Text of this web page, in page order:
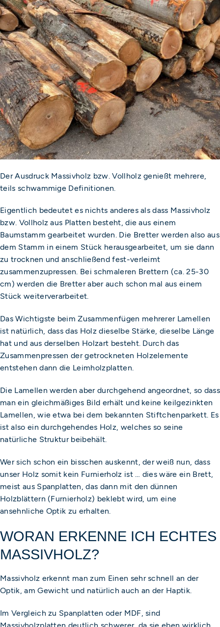
Der Ausdruck Massivholz bzw. Vollholz genießt mehrere,
teils schwammige Definitionen.
Eigentlich bedeutet es nichts anderes als dass Massivholz
bzw. Vollholz aus Platten besteht, die aus einem
Baumstamm gearbeitet wurden. Die Bretter werden also aus
dem Stamm in einem Stück herausgearbeitet, um sie dann
zu trocknen und anschließend fest-verleimt
zusammenzupressen. Bei schmaleren Brettern (ca. 25-30
cm) werden die Bretter aber auch schon mal aus einem
Stück weiterverarbeitet.
Das Wichtigste beim Zusammenfügen mehrerer Lamellen
ist natürlich, dass das Holz dieselbe Stärke, dieselbe Länge
hat und aus derselben Holzart besteht. Durch das
Zusammenpressen der getrockneten Holzelemente
entstehen dann die Leimholzplatten.
Die Lamellen werden aber durchgehend angeordnet, so dass
man ein gleichmäßiges Bild erhält und keine keilgezinkten
Lamellen, wie etwa bei dem bekannten Stiftchenparkett. Es
ist also ein durchgehendes Holz, welches so seine
natürliche Struktur beibehält.
Wer sich schon ein bisschen auskennt, der weiß nun, dass
unser Holz somit kein Furnierholz ist … dies wäre ein Brett,
meist aus Spanplatten, das dann mit den dünnen
Holzblättern (Furnierholz) beklebt wird, um eine
ansehnliche Optik zu erhalten.
WORAN ERKENNE ICH ECHTES
MASSIVHOLZ?
Massivholz erkennt man zum Einen sehr schnell an der
Optik, am Gewicht und natürlich auch an der Haptik.
Im Vergleich zu Spanplatten oder MDF, sind
Massivholzplatten deutlich schwerer, da sie eben wirklich